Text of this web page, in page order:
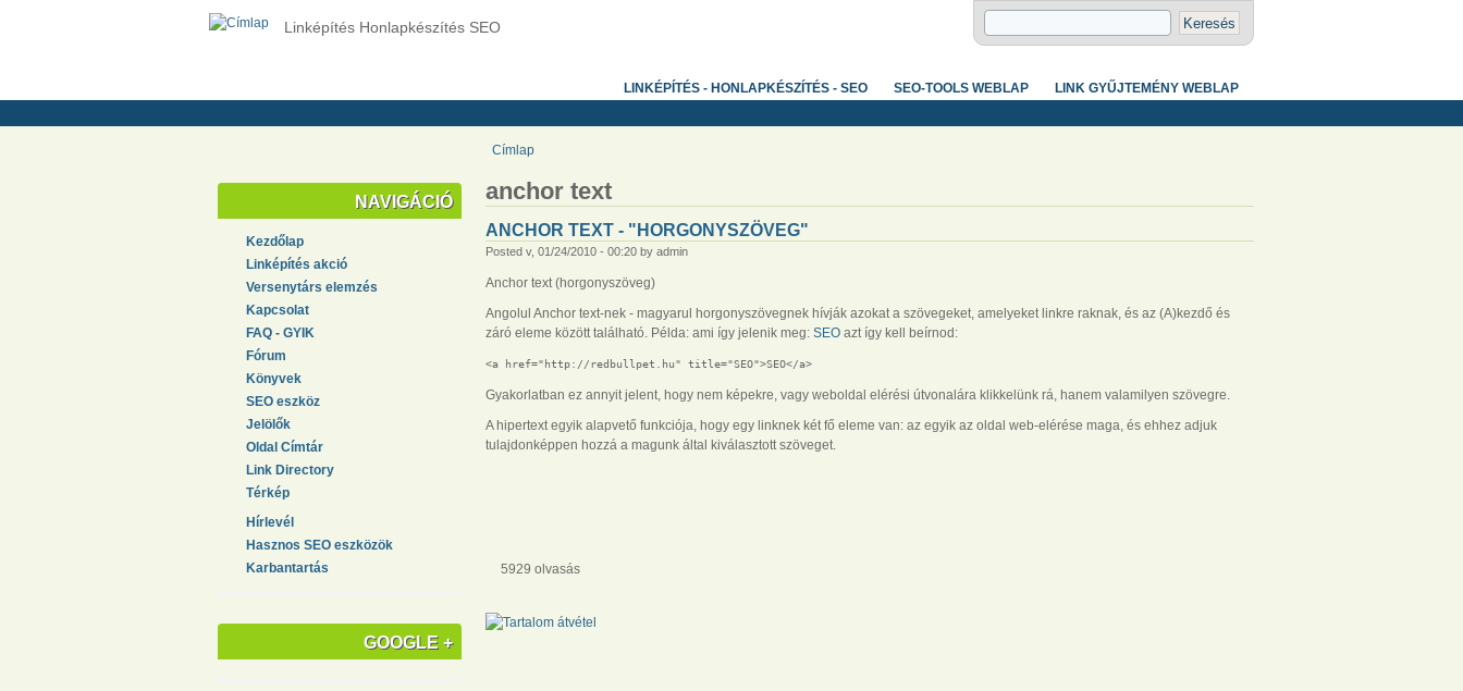
Linképítés Honlapkészítés SEO
LINKÉPÍTÉS - HONLAPKÉSZÍTÉS - SEO SEO-TOOLS WEBLAP LINK GYŰJTEMÉNY WEBLAP
Címlap
NAVIGÁCIÓ
Kezdőlap
Linképítés akció
Versenytárs elemzés
Kapcsolat
FAQ - GYIK
Fórum
Könyvek
SEO eszköz
Jelölők
Oldal Címtár
Link Directory
Térkép
Hírlevél
Hasznos SEO eszközök
Karbantartás
GOOGLE +
anchor text
ANCHOR TEXT - "HORGONYSZÖVEG"
Posted v, 01/24/2010 - 00:20 by admin
Anchor text (horgonyszöveg)
Angolul Anchor text-nek - magyarul horgonyszövegnek hívják azokat a szövegeket, amelyeket linkre raknak, és az (A)kezdő és
záró eleme között található. Példa: ami így jelenik meg: SEO azt így kell beírnod:
<a href="http://redbullpet.hu" title="SEO">SEO</a>
Gyakorlatban ez annyit jelent, hogy nem képekre, vagy weboldal elérési útvonalára klikkelünk rá, hanem valamilyen szövegre.
A hipertext egyik alapvető funkciója, hogy egy linknek két fő eleme van: az egyik az oldal web-elérése maga, és ehhez adjuk
tulajdonképpen hozzá a magunk által kiválasztott szöveget.
5929 olvasás